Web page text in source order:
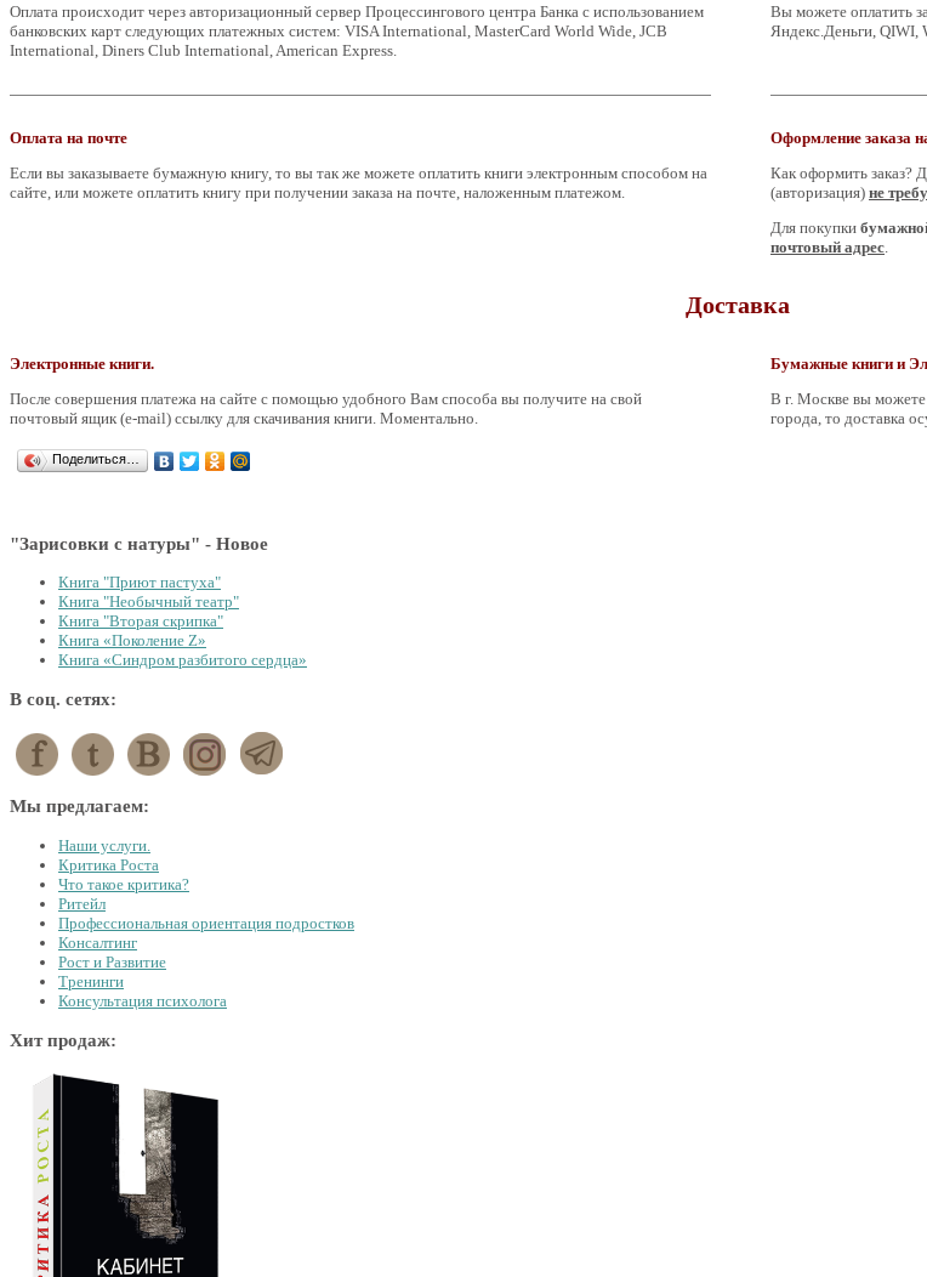
Оплата происходит через авторизационный сервер Процессингового центра Банка с использованием
банковских карт следующих платежных систем: VISA International, MasterCard World Wide, JCB
International, Diners Club International, American Express.
Вы можете оплатить
Яндекс.Деньги, QIWI,
Оплата на почте
Если вы заказываете бумажную книгу, то вы так же можете оплатить книги электронным способом на
сайте, или можете оплатить книгу при получении заказа на почте, наложенным платежом.
Оформление заказа
Как оформить заказ?
(авторизация) не
Для покупки
почтовый адрес.
Доставка
Электронные книги.
После совершения платежа на сайте с помощью удобного Вам способа вы получите на свой
почтовый ящик (e-mail) ссылку для скачивания книги. Моментально.
Бумажные книги и
В г. Москве вы можете
города, то доставка
Поделиться…
"Зарисовки с натуры" - Новое
Книга "Приют пастуха"
Книга "Необычный театр"
Книга "Вторая скрипка"
Книга «Поколение Z»
Книга «Синдром разбитого сердца»
В соц. сетях:
Мы предлагаем:
Наши услуги.
Критика Роста
Что такое критика?
Ритейл
Профессиональная ориентация подростков
Консалтинг
Рост и Развитие
Тренинги
Консультация психолога
Хит продаж: